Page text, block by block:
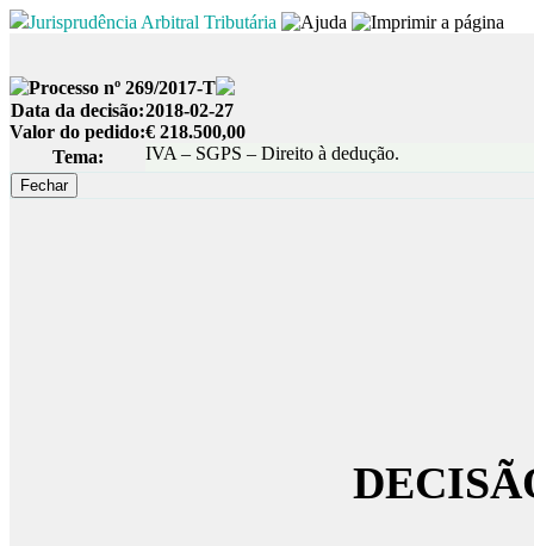
Jurisprudência Arbitral Tributária
Processo nº 269/2017-T
Data da decisão:2018-02-27
Valor do pedido:€ 218.500,00
Tema:
IVA – SGPS – Direito à dedução.